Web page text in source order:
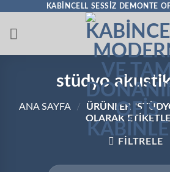
KABINCELL SESSIZ DEMONTE
stüdyo
ANA SAYFA /
ÜRÜNLER
OLARAK
FILTRELE